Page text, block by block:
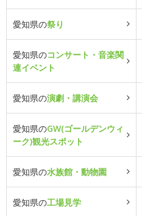
愛知県の祭り
愛知県のコンサート・音楽関
連イベント
愛知県の演劇・講演会
愛知県のGW(ゴールデンウィ
ーク)観光スポット
愛知県の水族館・動物園
愛知県の工場見学